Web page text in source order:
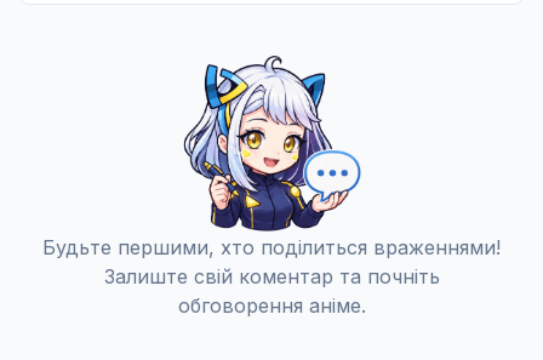
Будьте першими, хто поділиться враженнями!
Залиште свій коментар та почніть
обговорення аніме.